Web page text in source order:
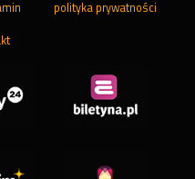
polityka prywatności